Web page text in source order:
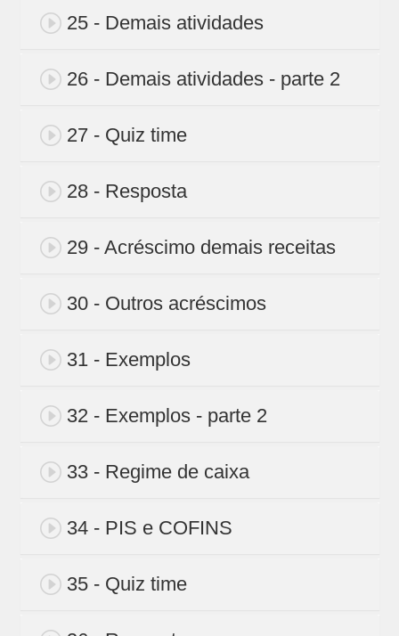
25 - Demais atividades
26 - Demais atividades - parte 2
27 - Quiz time
28 - Resposta
29 - Acréscimo demais receitas
30 - Outros acréscimos
31 - Exemplos
32 - Exemplos - parte 2
33 - Regime de caixa
34 - PIS e COFINS
35 - Quiz time